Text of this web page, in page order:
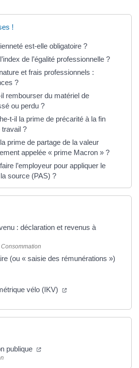
!
est-elle obligatoire ?
de l’égalité professionnelle ?
et frais professionnels :
?
rembourser du matériel de
ou perdu ?
t-il la prime de précarité à la fin
travail ?
prime de partage de la valeur
appelée « prime Macron » ?
l’employeur pour appliquer le
source (PAS) ?
: déclaration et revenus à
(ou « saisie des rémunérations »)
vélo (IKV)
publique